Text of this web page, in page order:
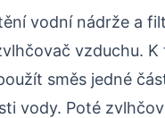
vodní nádrže a
vzduchu. K
směs jedné
vody. Poté